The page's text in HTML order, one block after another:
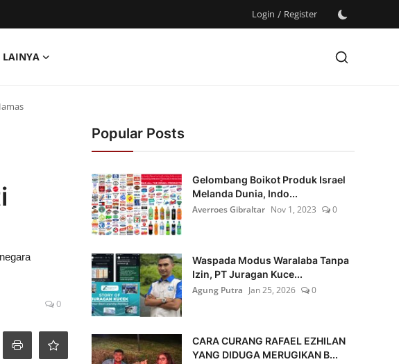
Login / Register
LAINYA
0
Popular Posts
Gelombang Boikot Produk Israel
Melanda Dunia, Indo...
Averroes Gibraltar Nov 1, 2023 0
Waspada Modus Waralaba Tanpa
Izin, PT Juragan Kuce...
Agung Putra Jan 25, 2026 0
CARA CURANG RAFAEL EZHILAN
YANG DIDUGA MERUGIKAN B...